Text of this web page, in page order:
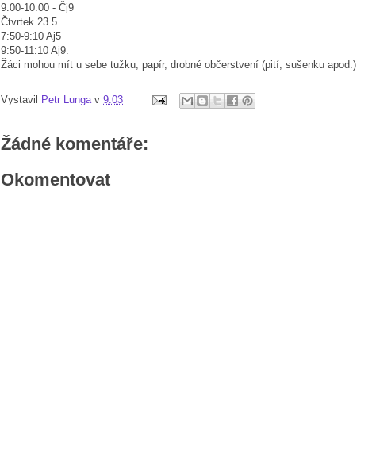
9:00-10:00 - Čj9
Čtvrtek 23.5.
7:50-9:10 Aj5
9:50-11:10 Aj9.
Žáci mohou mít u sebe tužku, papír, drobné občerstvení (pití, sušenku apod.)
Vystavil Petr Lunga v 9:03
Žádné komentáře:
Okomentovat